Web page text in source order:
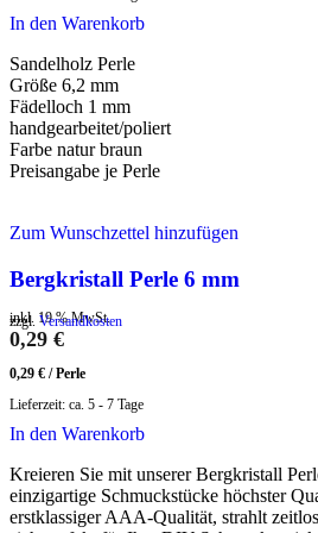
In den Warenkorb
Sandelholz Perle
Größe 6,2 mm
Fädelloch 1 mm
handgearbeitet/poliert
Farbe natur braun
Preisangabe je Perle
Zum Wunschzettel hinzufügen
Bergkristall Perle 6 mm
inkl. 19 % MwSt.
zzgl. Versandkosten
0,29 €
0,29 € /Perle
Lieferzeit: ca. 5 - 7 Tage
In den Warenkorb
Kreieren Sie mit unserer Bergkristall
einzigartige Schmuckstücke höchster
erstklassiger AAA-Qualität, strahlt